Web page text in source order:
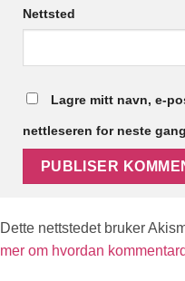
Nettsted
Lagre mitt navn, e-
nettleseren for neste
Dette nettstedet bruker
mer om hvordan